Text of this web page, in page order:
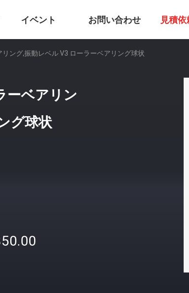
イベント お問い合わせ 見積依
ング,振動レベル V3 ローラーベアリング球状
ーベアリン
グ球状